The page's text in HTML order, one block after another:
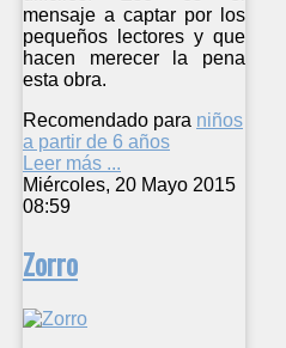
mensaje a captar por los
pequeños lectores y que
hacen merecer la pena
esta obra.
Recomendado para niños
a partir de 6 años
Leer más ...
Miércoles, 20 Mayo 2015
08:59
Zorro